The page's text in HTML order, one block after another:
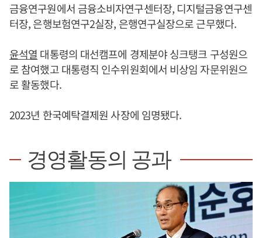
금융연구원에서 금융소비자연구센터장, 디지털금융연구센
터장, 은행보험연구2실장, 은행연구실장으로 근무했다.
윤석열 대통령의 대선캠프에 경제분야 싱크탱크 구성원으
로 참여했고 대통령직 인수위원회에서 비상임 자문위원으
로 활동했다.
2023년 한국예탁결제원 사장에 임명됐다.
경영활동의 공과